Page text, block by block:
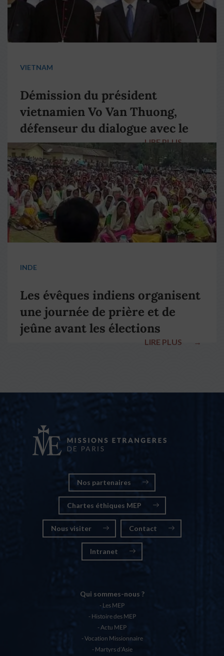
VIETNAM
Démission du président
vietnamien Vo Van Thuong,
défenseur du dialogue avec le
pape François
LIRE PLUS →
INDE
Les évêques indiens organisent
une journée de prière et de
jeûne avant les élections
LIRE PLUS →
Nos partenaires
Chartes éthiques MEP
Nous visiter Contact
Intranet
Qui sommes-nous ?
Les MEP
Histoire des MEP
Actu MEP
Vocation Missionnaire
Martyrs d’Asie